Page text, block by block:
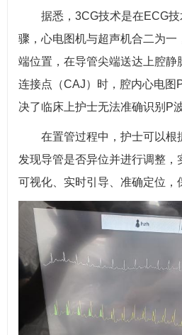
据悉，3CG技术是在ECG
骤，心电图机与超声机合二为一
端位置，在导管尖端送达上腔静
连接点（CAJ）时，腔内心电图
决了临床上护士无法准确识别P
在置管过程中，护士可以根
发现导管是否异位并进行调整，
可视化、实时引导、准确定位，